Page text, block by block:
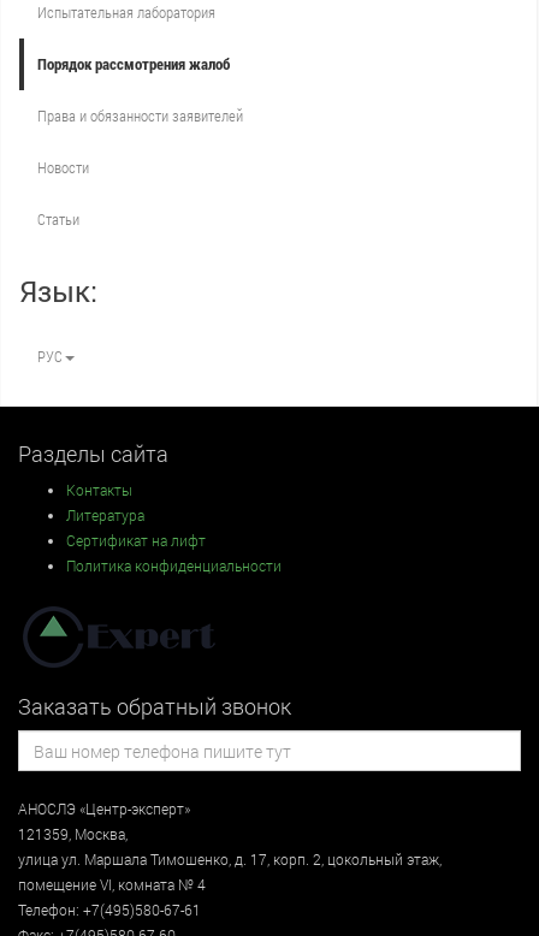
Испытательная лаборатория
Порядок рассмотрения жалоб
Права и обязанности заявителей
Новости
Статьи
Язык:
РУС
Разделы сайта
Контакты
Литература
Сертификат на лифт
Политика конфиденциальности
Заказать обратный звонок
АНОСЛЭ «Центр-эксперт»
121359 Москва
улицаул. Маршала Тимошенко, д. 17, корп. 2, цокольный этаж
помещение VI, комната № 4
Телефон: +7(495)580-67-61